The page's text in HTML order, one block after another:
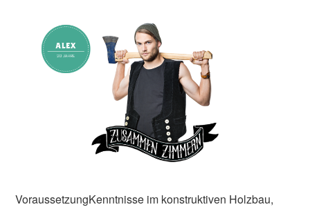
VoraussetzungKenntnisse im konstruktiven Holzbau,